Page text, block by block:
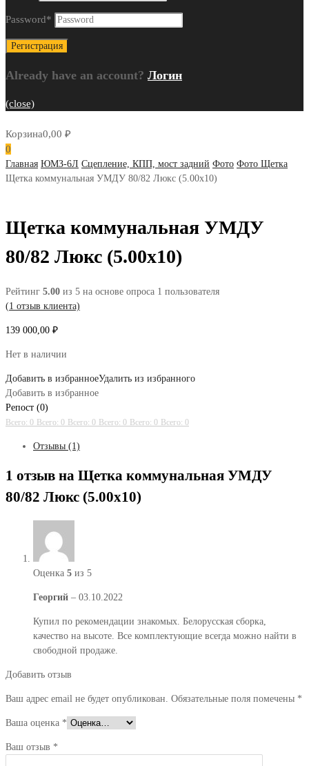
Password*
Already have an account? Логин
(close)
Корзина0,00 ₽
0
Главная ЮМЗ-6Л Сцепление, КПП, мост задний Фото Фото Щетка
Щетка коммунальная УМДУ 80/82 Люкс (5.00х10)
Щетка коммунальная УМДУ
80/82 Люкс (5.00х10)
Рейтинг 5.00 из 5 на основе опроса 1 пользователя
(1 отзыв клиента)
139 000,00 ₽
Нет в наличии
Добавить в избранноеУдалить из избранного
Добавить в избранное
Репост (0)
Всего: 0 Всего: 0 Всего: 0 Всего: 0 Всего: 0 Всего: 0
Отзывы (1)
1 отзыв на Щетка коммунальная УМДУ
80/82 Люкс (5.00х10)
Оценка 5 из 5
Георгий – 03.10.2022
Купил по рекомендации знакомых. Белорусская сборка,
качество на высоте. Все комплектующие всегда можно найти в
свободной продаже.
Добавить отзыв
Ваш адрес email не будет опубликован. Обязательные поля помечены *
Ваша оценка *
Ваш отзыв *